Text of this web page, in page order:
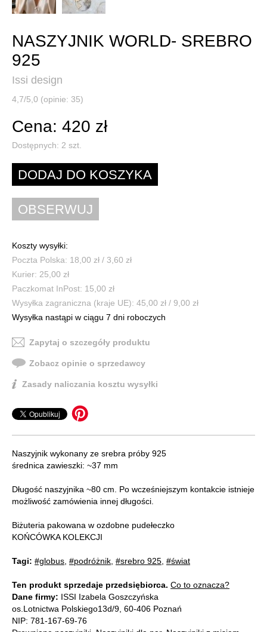
NASZYJNIK WORLD- SREBRO
925
Issi design
4,7/5,0 (opinie: 35)
Cena: 420 zł
Dostępnych: 2 szt.
Koszty wysyłki:
Poczta Polska: 18,00 zł / 3,60 zł
Kurier: 25,00 zł
Paczkomat InPost: 15,00 zł
Wysyłka zagraniczna (kraje UE): 45,00 zł / 9,00 zł
Wysyłka nastąpi w ciągu 7 dni roboczych
Zapytaj o szczegóły produktu
Zobacz opinie o sprzedawcy
Zasady naliczania kosztu wysyłki
Naszyjnik wykonany ze srebra próby 925
średnica zawieszki: ~37 mm
Długość naszyjnika ~80 cm. Po wcześniejszym kontakcie istnieje
możliwość zamówienia innej długości.
Biżuteria pakowana w ozdobne pudełeczko
KOŃCÓWKA KOLEKCJI
Tagi: #globus #podróżnik #srebro 925 #świat
Ten produkt sprzedaje przedsiębiorca. Co to oznacza?
Dane firmy: ISSI Izabela Goszczyńska
os.Lotnictwa Polskiego13d/9, 60-406 Poznań
NIP: 781-167-69-76